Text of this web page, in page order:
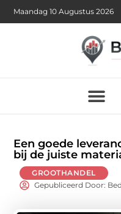
Maandag 10 Augustus 2026
Een goede
bij de juiste
GROOTHANDEL
Gepubliceerd Door: